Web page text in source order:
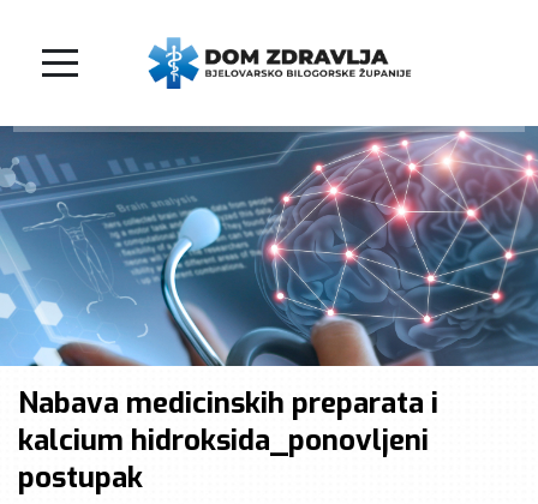
Nabava medicinskih preparata i
kalcium hidroksida_ponovljeni
postupak